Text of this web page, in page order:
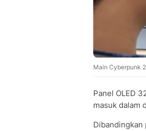
Main Cyberpunk
Panel OLED
masuk dalam
Dibandingkan